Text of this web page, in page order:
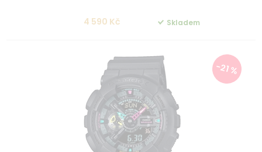
4 590 Kč Skladem
-21 %